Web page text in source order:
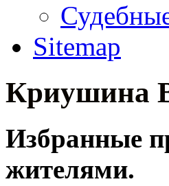
Sitemap
Криушина
Избранные
жителями.